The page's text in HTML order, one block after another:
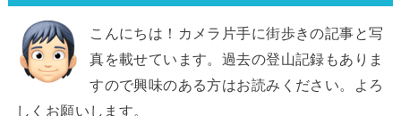
こんにちは！カメラ片手に街歩きの記事と写
真を載せています。過去の登山記録もありま
すので興味のある方はお読みください。よろ
しくお願いします。